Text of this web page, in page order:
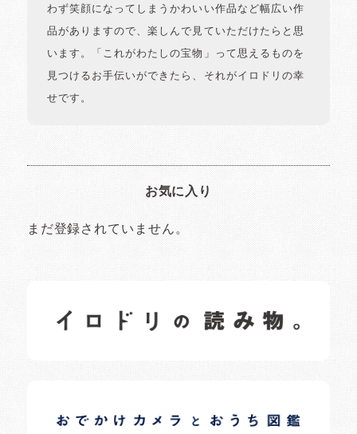
わず笑顔になってしまうかわいい作品など幅広い作
品がありますので、楽しんで見ていただけたらと思
います。「これがわたしの宝物」って思えるものを
見つけるお手伝いができたら、それがイロドリの幸
せです。
お気に入り
まだ登録されていません。
日常の様子など随時更新中です。
日常の様子など随時更新中です。